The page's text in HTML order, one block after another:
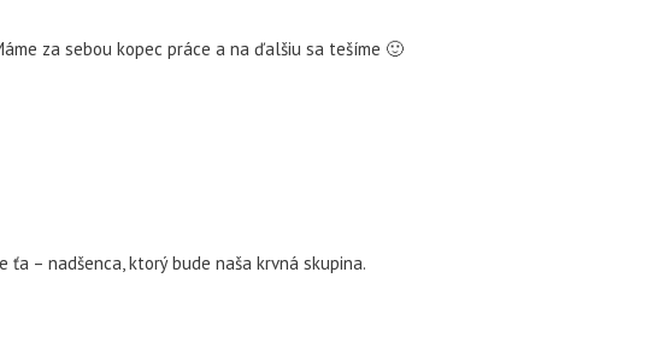
za sebou kopec práce a na ďalšiu sa tešíme 🙂
– nadšenca, ktorý bude naša krvná skupina.